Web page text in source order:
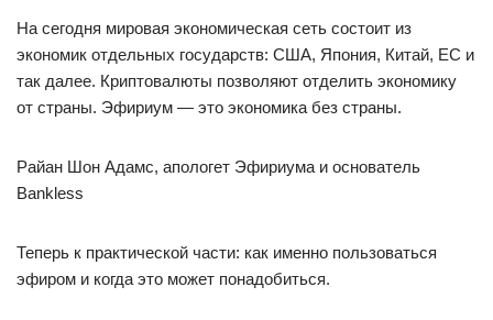
На сегодня мировая экономическая сеть состоит из
экономик отдельных государств: США, Япония, Китай, ЕС и
так далее. Криптовалюты позволяют отделить экономику
от страны. Эфириум — это экономика без страны.
Райан Шон Адамс, апологет Эфириума и основатель
Bankless
Теперь к практической части: как именно пользоваться
эфиром и когда это может понадобиться.